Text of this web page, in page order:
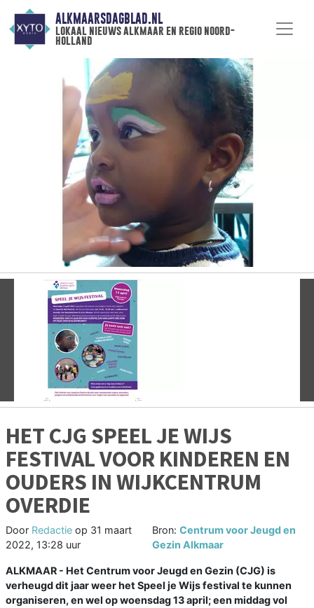
ALKMAARSDAGBLAD.NL
lokaal nieuws alkmaar en regio noord-
holland
HET CJG SPEEL JE WIJS
FESTIVAL VOOR KINDEREN EN
OUDERS IN WIJKCENTRUM
OVERDIE
Door Redactie op 31 maart
2022, 13:28 uur
Bron:Centrum voor Jeugd en
Gezin Alkmaar
ALKMAAR - Het Centrum voor Jeugd en Gezin (CJG) is
verheugd dit jaar weer het Speel je Wijs festival te kunnen
organiseren, en wel op woensdag 13 april; een middag vol